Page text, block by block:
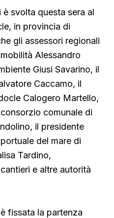
svolta questa sera al
in provincia di
gli assessori regionali
Alessandro
Giusi Savarino, il
Caccamo, il
Calogero Martello,
comunale di
il presidente
del mare di
Tardino,
e altre autorità
fissata la partenza